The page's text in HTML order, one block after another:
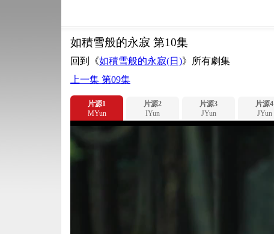
如積雪般的永寂 第10集
回到《如積雪般的永寂(日)》所有劇集
上一集 第09集
片源1
MYun
片源2
IYun
片源3
JYun
片源4
JYun